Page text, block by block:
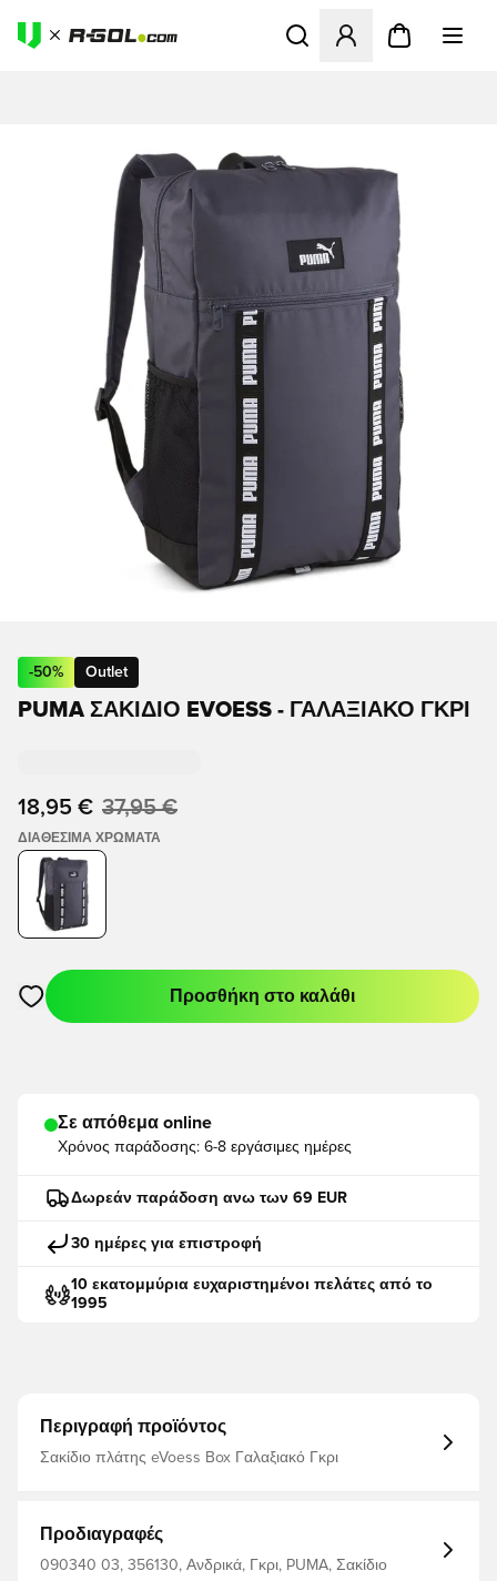
Ανοίγει ένα Modal για να
-50% Outlet
PUMA ΣΑΚΊΔΙΟ EVOESS - ΓΑΛΑΞΙΑΚΌ ΓΚΡΙ
18,95 € 37,95 €
ΔΙΑΘΈΣΙΜΑ ΧΡΏΜΑΤΑ
Ανοίγει ένα Modal για να συνδεθείτε ή να εγγραφείτε ως
Προσθήκη στο καλάθι
Σε απόθεμα online
Χρόνος παράδοσης: 6-8 εργάσιμες ημέρες
Δωρεάν παράδοση ανω των 69 EUR
30 ημέρες για επιστροφή
10 εκατομμύρια ευχαριστημένοι πελάτες από το
1995
Περιγραφή προϊόντος
Σακίδιο πλάτης eVoess Box Γαλαξιακό Γκρι
Προδιαγραφές
090340 03, 356130, Ανδρικά, Γκρι, PUMA, Σακίδιο